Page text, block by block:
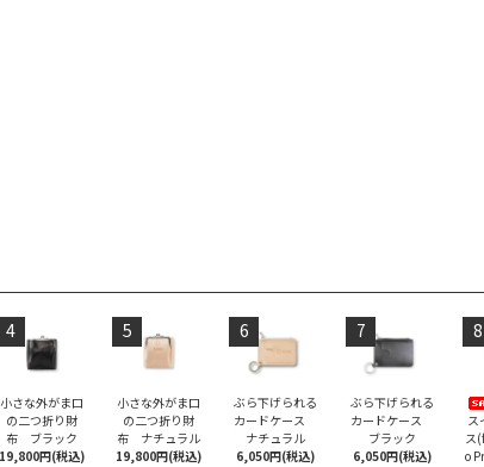
4
小さな外がま口
の二つ折り財
布 ブラック
19,800円(税込)
5
小さな外がま口
の二つ折り財
布 ナチュラル
19,800円(税込)
6
ぶら下げられる
カードケース
ナチュラル
6,050円(税込)
7
ぶら下げられる
カードケース
ブラック
6,050円(税込)
8
ス
ス
o